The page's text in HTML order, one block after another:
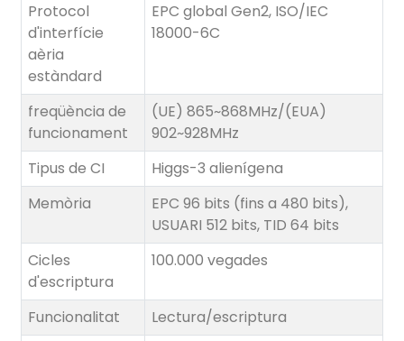
Protocol
d'interfície
aèria
estàndard
EPC global Gen2, ISO/IEC
18000-6C
freqüència de
funcionament
(UE) 865~868MHz/(EUA)
902~928MHz
Tipus de CI
Higgs-3 alienígena
Memòria
EPC 96 bits (fins a 480 bits),
USUARI 512 bits, TID 64 bits
Cicles
d'escriptura
100.000 vegades
Funcionalitat
Lectura/escriptura